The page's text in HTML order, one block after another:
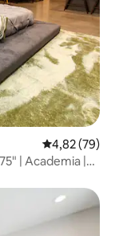
4,82 de uma
4,82 (79)
| Academia |